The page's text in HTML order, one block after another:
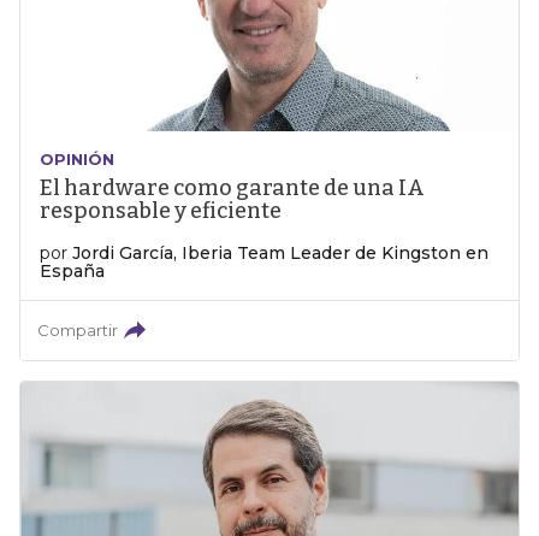
OPINIÓN
El hardware como garante de una IA
responsable y eficiente
por Jordi García, Iberia Team Leader de Kingston en
España
Compartir